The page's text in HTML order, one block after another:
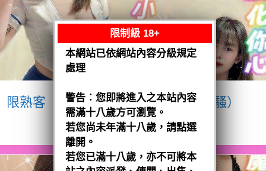
限熟客【八德】宥瑄 泰國$2500（騷）
閱讀全文
限制級 18+
本網站已依網站內容分級規定
處理
警告︰您即將進入之本站內容
需滿十八歲方可瀏覽。
若您尚未年滿十八歲，請點選
離開。
若您已滿十八歲，亦不可將本